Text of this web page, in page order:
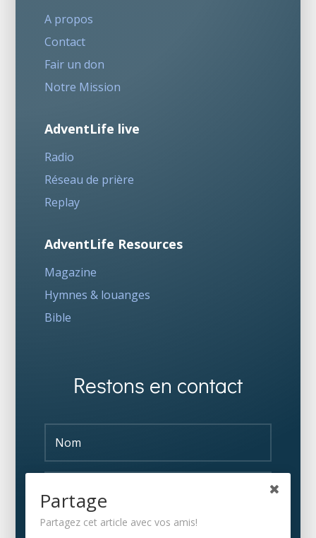
A propos
Contact
Fair un don
Notre Mission
AdventLife live
Radio
Réseau de prière
Replay
AdventLife Resources
Magazine
Hymnes & louanges
Bible
Restons en contact
Partage
Partagez cet article avec vos amis!